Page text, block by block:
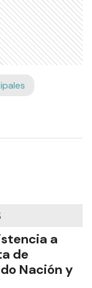
a
de
Nación y